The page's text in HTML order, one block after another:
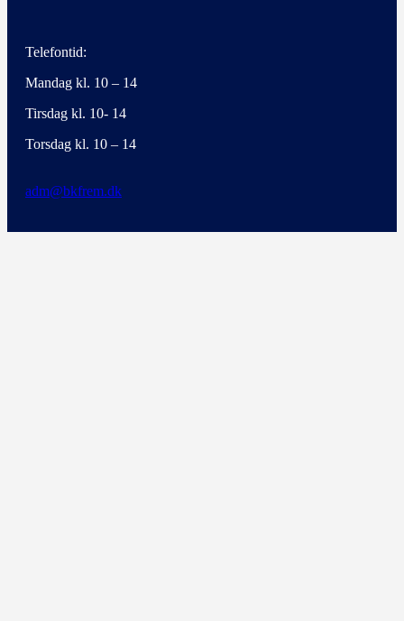
Telefontid:
Mandag kl. 10 – 14
Tirsdag kl. 10- 14
Torsdag kl. 10 – 14
adm@bkfrem.dk